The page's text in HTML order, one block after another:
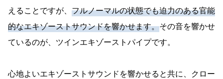
えることですが、 フルノーマルの状態でも迫力のある官能
的なエキゾーストサウンドを響かせます。その音を響かせ
ているのが、ツインエキゾーストパイプです。
心地よいエキゾーストサウンドを響かせると共に、クロー